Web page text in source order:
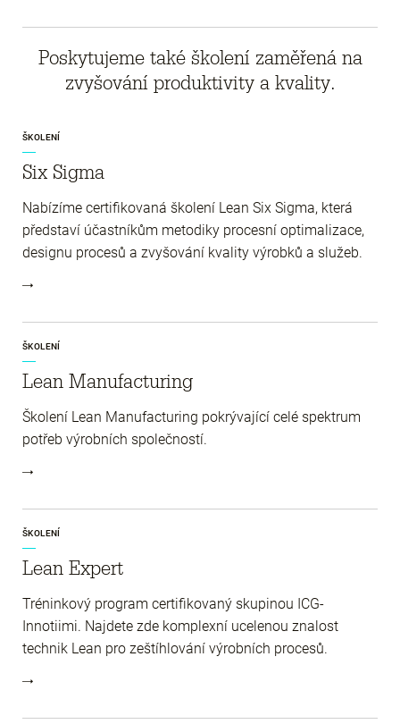
Poskytujeme také školení zaměřená na
zvyšování produktivity a kvality.
ŠKOLENÍ
Six Sigma
Nabízíme certifikovaná školení Lean Six Sigma, která
představí účastníkům metodiky procesní optimalizace,
designu procesů a zvyšování kvality výrobků a služeb.
ŠKOLENÍ
Lean Manufacturing
Školení Lean Manufacturing pokrývající celé spektrum
potřeb výrobních společností.
ŠKOLENÍ
Lean Expert
Tréninkový program certifikovaný skupinou ICG-
Innotiimi. Najdete zde komplexní ucelenou znalost
technik Lean pro zeštíhlování výrobních procesů.